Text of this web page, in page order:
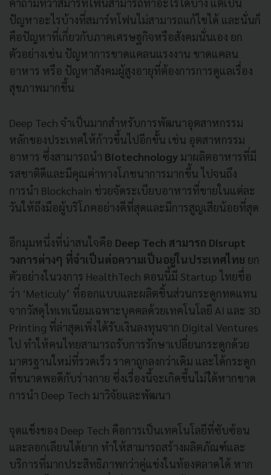
ปัญหาอะไรบ้างที่สมาร์ทโฟนไม่สามารถแก้ไขได้ และนั่นก็
คือปัญหาที่เกี่ยวกับภาคเศรษฐกิจหรือสังคมนั่นเอง ยก
ตัวอย่างเช่น ปัญหาการขาดแคลนแรงงาน ขาดแคลน
อาหาร หรือ ปัญหาสังคมผู้สูงอายุที่ต้องการการดูแลเรื่อง
สุขภาพมากขึ้น
Deep Tech จำเป็นมากสำหรับการพัฒนาอุตสาหกรรม
หลักของประเทศให้ก้าวขึ้นไปอีกขั้น เช่น อุตสาหกรรม
อาหาร ซึ่งสามารถนำ Biotechnology มาผลิตอาหารที่มี
รสชาติดีและมีคุณค่าทางโภชนาการมากขึ้น ไปจนถึง
การนำ Blockchain ช่วยจัดระเบียบอาหารที่ขายในแต่ละ
วันให้ถึงมือผู้บริโภคอย่างดีที่สุดและมีการสูญเสียน้อยที่สุด
อีกมุมหนึ่งที่น่าสนใจคือ Deep Tech สามารถ Disrupt
วงการต่างๆ ที่จำเป็นต่อความเป็นอยู่ในประเทศไทย ยก
ตัวอย่างในวงการ HealthTech ตอนนี้มี Startup ไทยชื่อ
ว่า ‘Meticuly’ ที่ออกแบบและผลิตชิ้นส่วนกระดูกทดแทน
จากวัสดุไทเทเนียมเฉพาะบุคคลด้วยเทคโนโลยี AI และ 3D
Printing ที่ล่าสุดเพิ่งได้รับเงินลงทุนจาก Digital Ventures
ไป ทำให้คนไทยสามารถรับการรักษาเปลี่ยนกระดูกด้วย
มาตรฐานใหม่ที่รวดเร็ว ราคาถูกลงกว่าเดิม และได้กระดูก
ที่ขนาดพอดีกับร่างกาย ซึ่งเรื่องนี้จะเกิดขึ้นไม่ไ่ด้หากขาด
การนำ Deep Tech มาวิจัยและพัฒนา
จุดแข็งของ Deep Tech คือการเป็นเทคโนโลยีที่ซับซ้อน
และลอกเลียนได้ยาก ทำให้สามารถสร้างผลิตภัณฑ์และ
บริการที่มากประสิทธิภาพกว่าคู่แข่งในท้องตลาดได้ หาก